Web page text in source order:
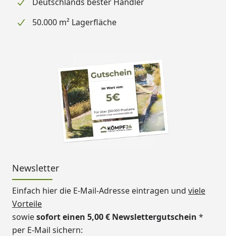
50.000 m² Lagerfläche
Newsletter
Einfach hier die E-Mail-Adresse eintragen und viele
Vorteile
sowiesofort einen 5,00 € Newslettergutschein *
per E-Mail sichern: